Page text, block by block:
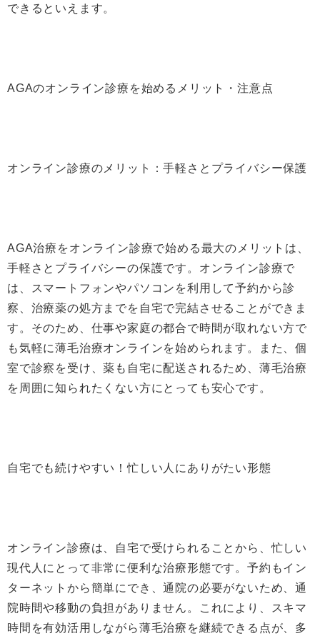
できるといえます。
AGAのオンライン診療を始めるメリット・注意点
オンライン診療のメリット：手軽さとプライバシー保護
AGA治療をオンライン診療で始める最大のメリットは、
手軽さとプライバシーの保護です。オンライン診療で
は、スマートフォンやパソコンを利用して予約から診
察、治療薬の処方までを自宅で完結させることができま
す。そのため、仕事や家庭の都合で時間が取れない方で
も気軽に薄毛治療オンラインを始められます。また、個
室で診察を受け、薬も自宅に配送されるため、薄毛治療
を周囲に知られたくない方にとっても安心です。
自宅でも続けやすい！忙しい人にありがたい形態
オンライン診療は、自宅で受けられることから、忙しい
現代人にとって非常に便利な治療形態です。予約もイン
ターネットから簡単にでき、通院の必要がないため、通
院時間や移動の負担がありません。これにより、スキマ
時間を有効活用しながら薄毛治療を継続できる点が、多